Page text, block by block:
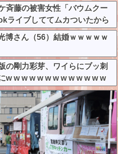
斉藤の被害女性「バウムクー
ライブしててムカついたから
コレってさ…
博さん（56）結婚ｗｗｗｗｗ
の剛力彩芽、ワイらにブッ刺
w w w w w w w w w w w w w